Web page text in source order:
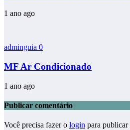
1 ano ago
adminguia 0
MF Ar Condicionado
1 ano ago
Publicar comentário
Você precisa fazer o login para